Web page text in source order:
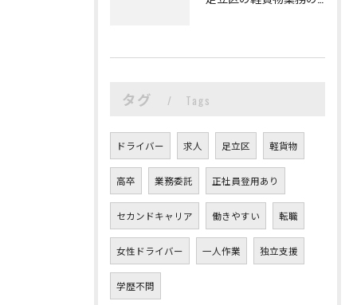
タグ Tags
ドライバー 求人 足立区 軽貨物
高卒 業務委託 正社員登用あり
セカンドキャリア 働きやすい 転職
女性ドライバー 一人作業 独立支援
学歴不問